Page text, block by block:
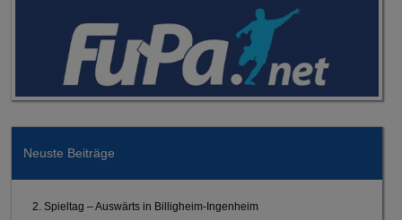
Neuste Beiträge
2. Spieltag – Auswärts in Billigheim-Ingenheim